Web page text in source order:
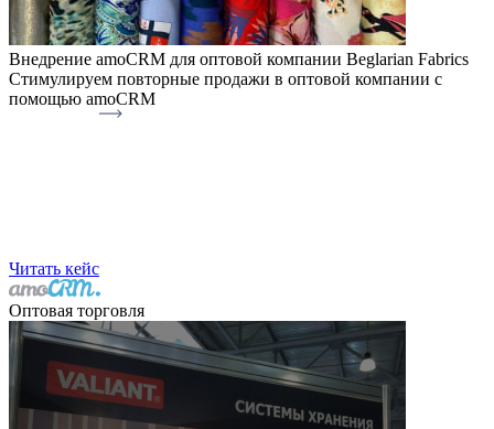
Внедрение amoCRM для оптовой компании Beglarian Fabrics
Стимулируем повторные продажи в оптовой компании с
помощью amoCRM
Читать кейс
Оптовая торговля